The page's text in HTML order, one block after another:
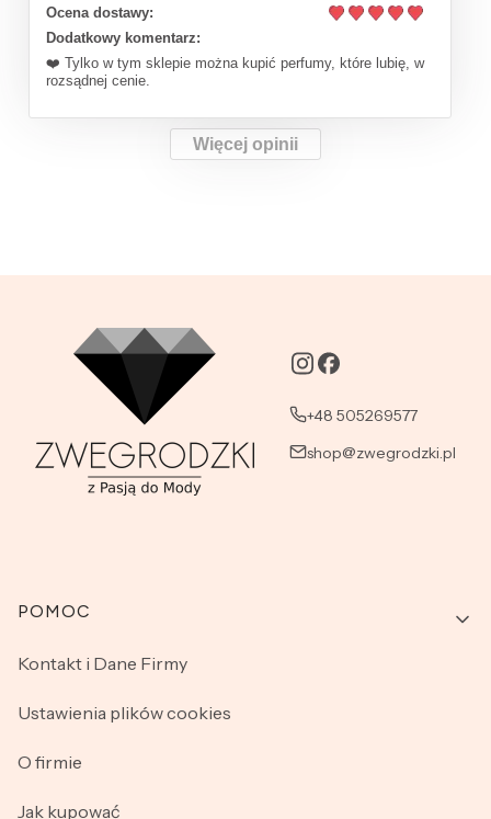
Ocena dostawy:
Dodatkowy komentarz:
❤️ Tylko w tym sklepie można kupić perfumy, które lubię, w
rozsądnej cenie.
Więcej opinii
+48 505269577
shop@zwegrodzki.pl
Linki w stopce
POMOC
Kontakt i Dane Firmy
Ustawienia plików cookies
O firmie
Jak kupować